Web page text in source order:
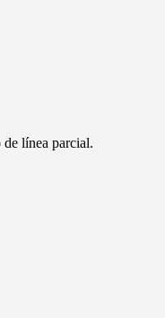
de línea parcial.